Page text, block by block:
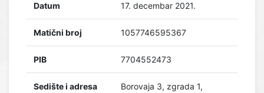
Datum 17. decembar 2021.
Matični broj 1057746595367
PIB 7704552473
Sedište i adresa
Borovaja 3, zgrada 1,